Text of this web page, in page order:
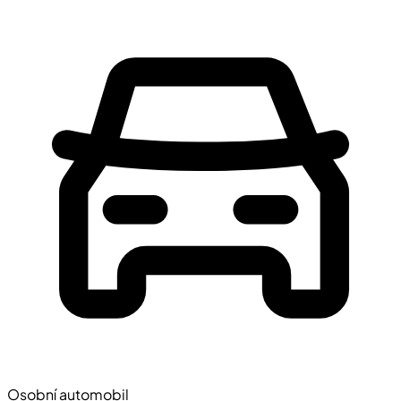
Osobní automobil